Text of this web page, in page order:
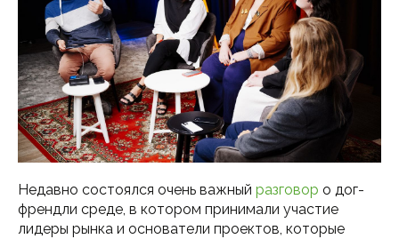
Недавно состоялся очень важный разговор о дог-
френдли среде, в котором принимали участие
лидеры рынка и основатели проектов, которые